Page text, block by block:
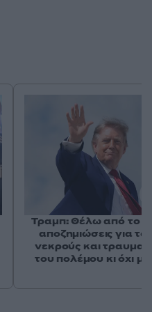
Τραμπ: Θέλω από το
αποζημιώσεις για
νεκρούς και
του πολέμου κι όχι